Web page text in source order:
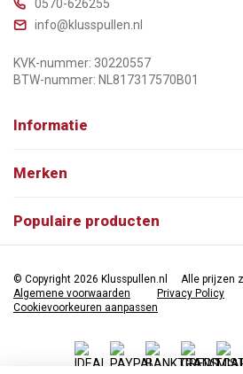
0570-626255
info@klusspullen.nl
KVK-nummer: 30220557
BTW-nummer: NL817317570B01
Informatie
Merken
Populaire producten
© Copyright 2026 Klusspullen.nl
Alle prijzen
Algemene voorwaarden
Privacy Policy
Cookievoorkeuren aanpassen